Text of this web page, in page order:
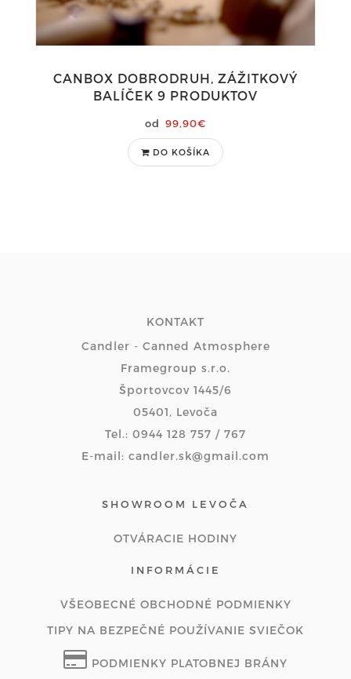
CANBOX DOBRODRUH, ZÁŽITKOVÝ
BALÍČEK 9 PRODUKTOV
99,90€
DO KOŠÍKA
KONTAKT
Candler - Canned Atmosphere
Framegroup s.r.o.
Športovcov 1445/6
05401, Levoča
Tel.: 0944 128 757 / 767
E-mail: candler.sk@gmail.com
SHOWROOM LEVOČA
OTVÁRACIE HODINY
INFORMÁCIE
VŠEOBECNÉ OBCHODNÉ PODMIENKY
TIPY NA BEZPEČNÉ POUŽÍVANIE SVIEČOK
PODMIENKY PLATOBNEJ BRÁNY